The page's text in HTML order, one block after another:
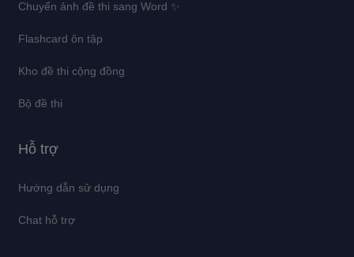
Chuyển ảnh đề thi sang Word ✨
Flashcard ôn tập
Kho đề thi cộng đồng
Bộ đề thi
Hỗ trợ
Hướng dẫn sử dụng
Chat hỗ trợ